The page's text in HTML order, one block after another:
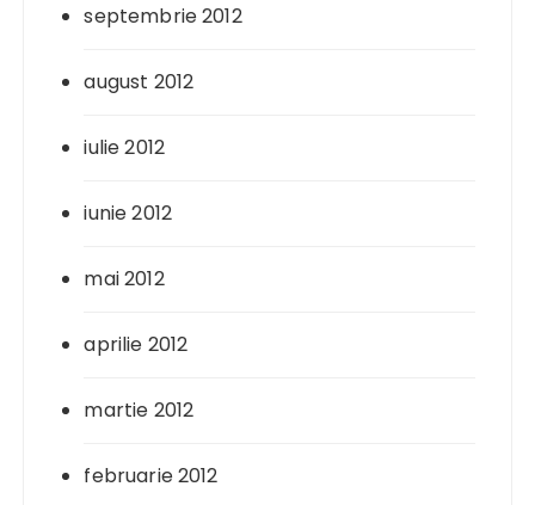
septembrie 2012
august 2012
iulie 2012
iunie 2012
mai 2012
aprilie 2012
martie 2012
februarie 2012